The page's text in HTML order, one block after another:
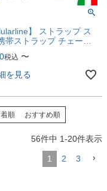
】 ストラップ ス
帯ストラップ チェーン
トラップ Cellularline
税込 〜
を見る
順 おすすめ順
56件中 1-20件表示
1 2 3